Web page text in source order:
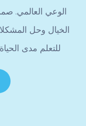
الوعي العالمي. صمم
الخيال وحل
للتعلم مدى